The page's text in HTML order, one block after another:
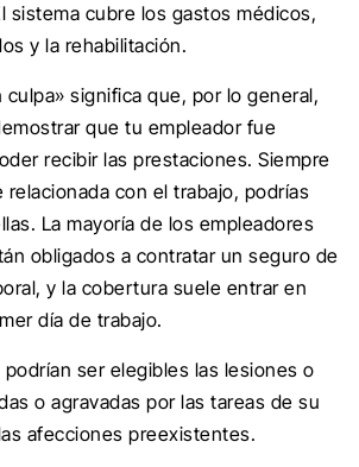
sistema cubre los gastos médicos,
y la rehabilitación.
culpa» significa que, por lo general,
que tu empleador fue
recibir las prestaciones. Siempre
con el trabajo, podrías
La mayoría de los empleadores
obligados a contratar un seguro de
y la cobertura suele entrar en
día de trabajo.
ser elegibles las lesiones o
o agravadas por las tareas de su
afecciones preexistentes.